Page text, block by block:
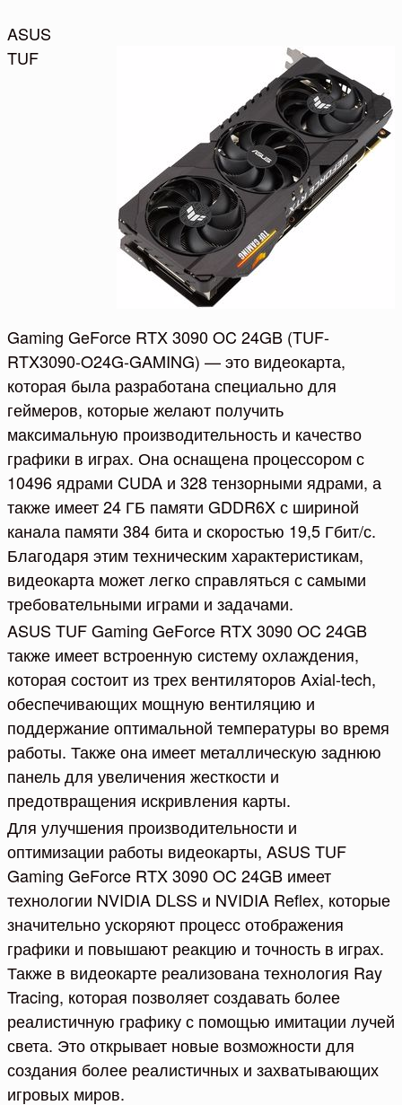
ASUS
TUF
Gaming GeForce RTX 3090 OC 24GB (TUF-
RTX3090-O24G-GAMING) — это видеокарта,
которая была разработана специально для
геймеров, которые желают получить
максимальную производительность и качество
графики в играх. Она оснащена процессором с
10496 ядрами CUDA и 328 тензорными ядрами, а
также имеет 24 ГБ памяти GDDR6X с шириной
канала памяти 384 бита и скоростью 19,5 Гбит/с.
Благодаря этим техническим характеристикам,
видеокарта может легко справляться с самыми
требовательными играми и задачами.
ASUS TUF Gaming GeForce RTX 3090 OC 24GB
также имеет встроенную систему охлаждения,
которая состоит из трех вентиляторов Axial-tech,
обеспечивающих мощную вентиляцию и
поддержание оптимальной температуры во время
работы. Также она имеет металлическую заднюю
панель для увеличения жесткости и
предотвращения искривления карты.
Для улучшения производительности и
оптимизации работы видеокарты, ASUS TUF
Gaming GeForce RTX 3090 OC 24GB имеет
технологии NVIDIA DLSS и NVIDIA Reflex, которые
значительно ускоряют процесс отображения
графики и повышают реакцию и точность в играх.
Также в видеокарте реализована технология Ray
Tracing, которая позволяет создавать более
реалистичную графику с помощью имитации лучей
света. Это открывает новые возможности для
создания более реалистичных и захватывающих
игровых миров.